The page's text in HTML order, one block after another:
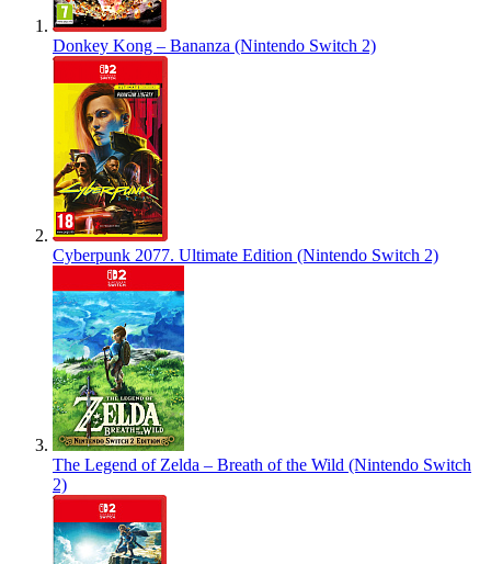
Donkey Kong – Bananza (Nintendo Switch 2)
Cyberpunk 2077. Ultimate Edition (Nintendo Switch 2)
The Legend of Zelda – Breath of the Wild (Nintendo Switch
2)